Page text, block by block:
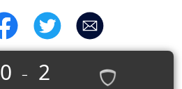
0 _ 2